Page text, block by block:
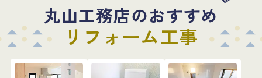
丸山工務店のおすすめ
リフォーム工事